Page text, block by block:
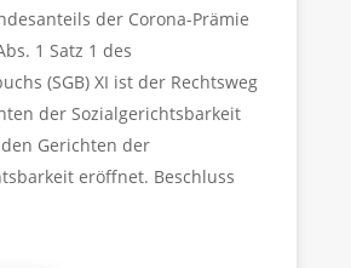
der Corona-Prämie
1 Satz 1 des
(SGB) XI ist der Rechtsweg
der Sozialgerichtsbarkeit
Gerichten der
eröffnet. Beschluss